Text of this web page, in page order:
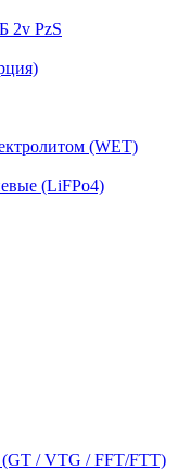
2v PzS
(WET)
(LiFPo4)
(GT / VTG / FFT/FTT)